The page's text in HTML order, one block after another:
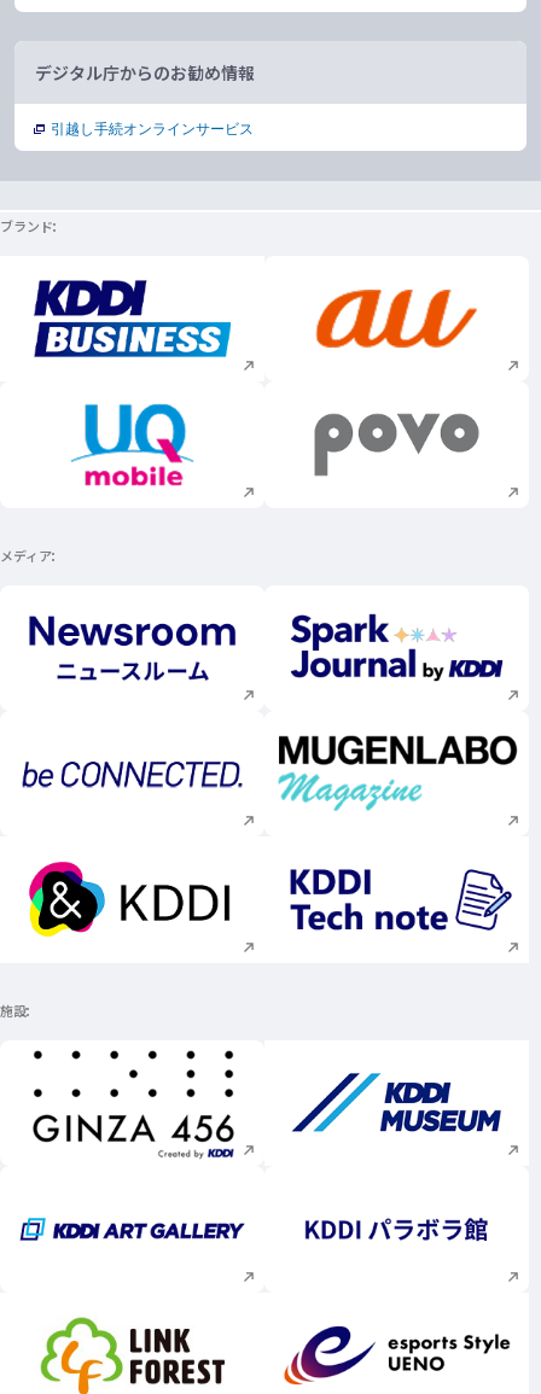
デジタル庁からのお勧め情報
引越し手続オンラインサービス
ブランド
新規ウィンドウで開く 新規ウィンドウで
新規ウィンドウで開く 新規ウィンドウで
メディア
新規ウィンドウで開く 新規ウィンドウで
新規ウィンドウで開く 新規ウィンドウで
新規ウィンドウで開く 新規ウィンドウで
施設
新規ウィンドウで開く 新規ウィンドウで
新規ウィンドウで開く 新規ウィンドウで
新規ウィンドウで開く 新規ウィンドウで